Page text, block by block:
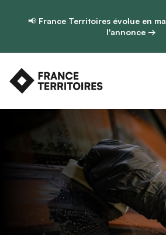
📢 France Territoires évolue en
l'annonce →